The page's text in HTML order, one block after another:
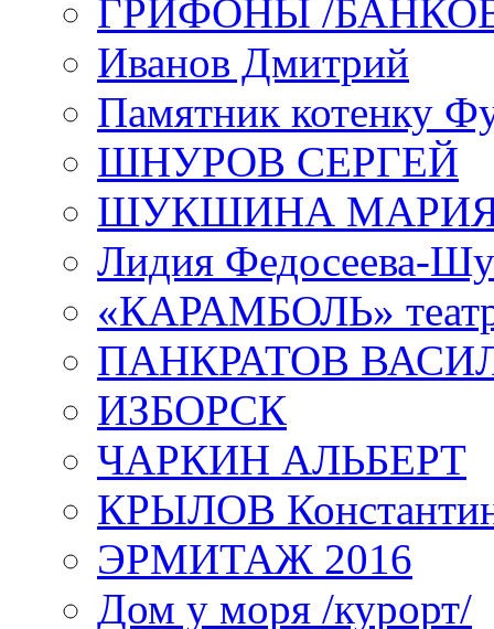
ГРИФОНЫ /
Иванов Дмитрий
Памятник котенку
ШНУРОВ СЕРГЕЙ
ШУКШИНА
Лидия Федосеева-
«КАРАМБОЛЬ»
ПАНКРАТОВ
ИЗБОРСК
ЧАРКИН АЛЬБЕРТ
КРЫЛОВ
ЭРМИТАЖ 2016
Дом у моря /курорт/